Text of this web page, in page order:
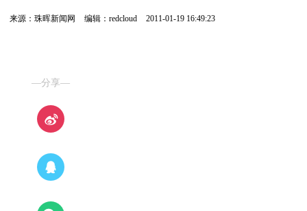
来源：珠晖新闻网 编辑：redcloud 2011-01-19 16:49:23
—分享—